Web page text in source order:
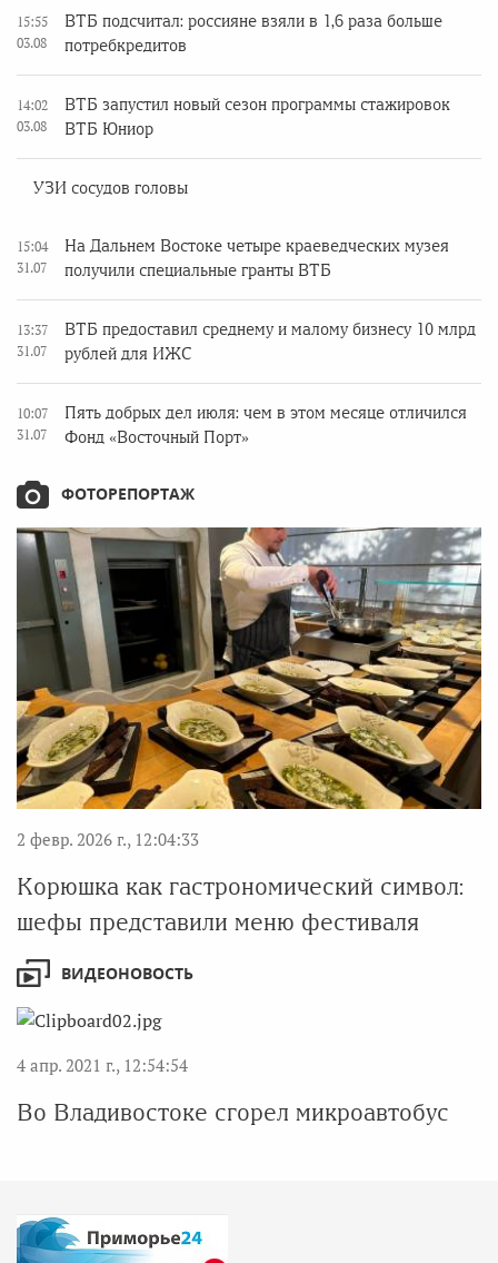
15:55
03.08
ВТБ подсчитал: россияне взяли в 1,6 раза больше
потребкредитов
14:02
03.08
ВТБ запустил новый сезон программы стажировок
ВТБ Юниор
УЗИ сосудов головы
15:04
31.07
На Дальнем Востоке четыре краеведческих музея
получили специальные гранты ВТБ
13:37
31.07
ВТБ предоставил среднему и малому бизнесу 10 млрд
рублей для ИЖС
10:07
31.07
Пять добрых дел июля: чем в этом месяце отличился
Фонд «Восточный Порт»
ФОТОРЕПОРТАЖ
2 февр. 2026 г., 12:04:33
Корюшка как гастрономический символ:
шефы представили меню фестиваля
ВИДЕОНОВОСТЬ
4 апр. 2021 г., 12:54:54
Во Владивостоке сгорел микроавтобус